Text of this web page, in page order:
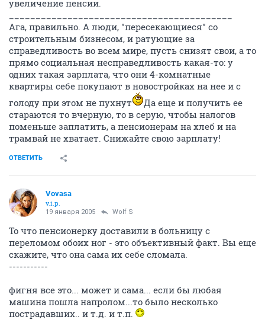
увеличение пенсии.
Ага, правильно. А люди, "пересекающиеся" со
строительным бизнесом, и ратующие за
справедливость во всем мире, пусть снизят свои, а то
прямо социальная несправедливость какая-то: у
одних такая зарплата, что они 4-комнатные
квартиры себе покупают в новостройках на нее и с
голоду при этом не пухнут
Да еще и получить ее
стараются то вчерную, то в серую, чтобы налогов
поменьше заплатить, а пенсионерам на хлеб и на
трамвай не хватает. Снижайте свою зарплату!
ОТВЕТИТЬ
Vovasa
v.i.p.
19 января 2005 Wolf S
То что пенсионерку доставили в больницу с
переломом обоих ног - это объективный факт. Вы еще
скажите, что она сама их себе сломала.
-----------
фигня все это... может и сама... если бы любая
машина пошла напролом...то было несколько
пострадавших.. и т.д. и т.п.